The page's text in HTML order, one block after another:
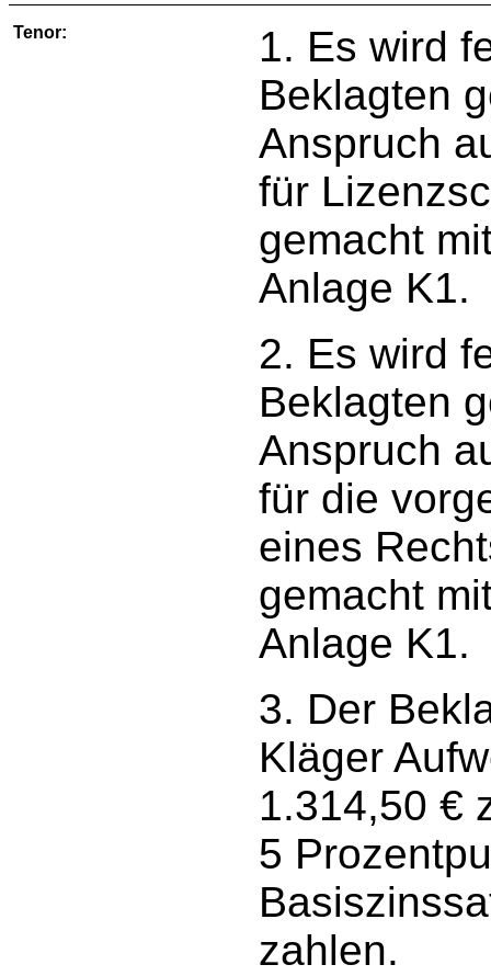
Tenor:
1. Es wird
Beklagten
Anspruch
für
gemacht
Anlage K1.
2. Es wird
Beklagten
Anspruch
für die
eines
gemacht
Anlage K1.
3. Der
Kläger
1.314,50 €
5
zahlen.